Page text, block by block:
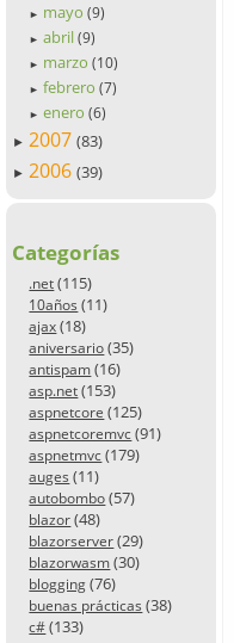
► mayo (9)
► abril (9)
► marzo (10)
► febrero (7)
► enero (6)
► 2007 (83)
► 2006 (39)
Categorías
.net (115)
10años (11)
ajax (18)
aniversario (35)
antispam (16)
asp.net (153)
aspnetcore (125)
aspnetcoremvc (91)
aspnetmvc (179)
auges (11)
autobombo (57)
blazor (48)
blazorserver (29)
blazorwasm (30)
blogging (76)
buenas prácticas (38)
c# (133)